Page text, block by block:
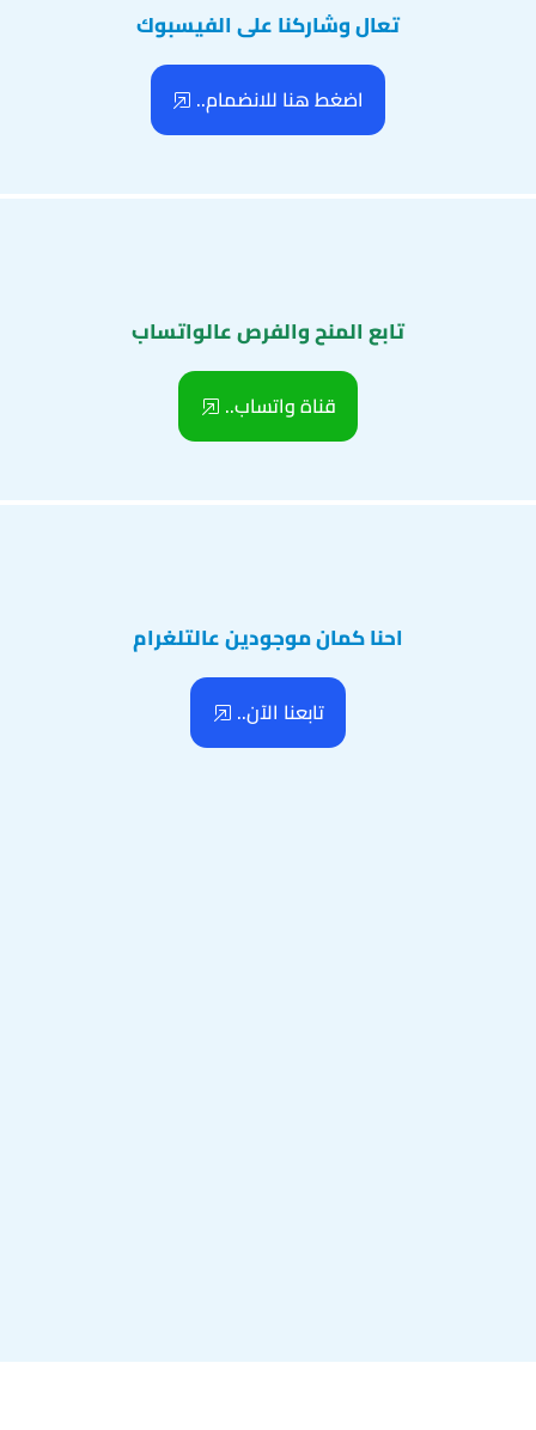
تعال وشاركنا على الفيسبوك
اضغط هنا للانضمام..
تابع المنح والفرص عالواتساب
قناة واتساب..
احنا كمان موجودين عالتلغرام
تابعنا الآن..